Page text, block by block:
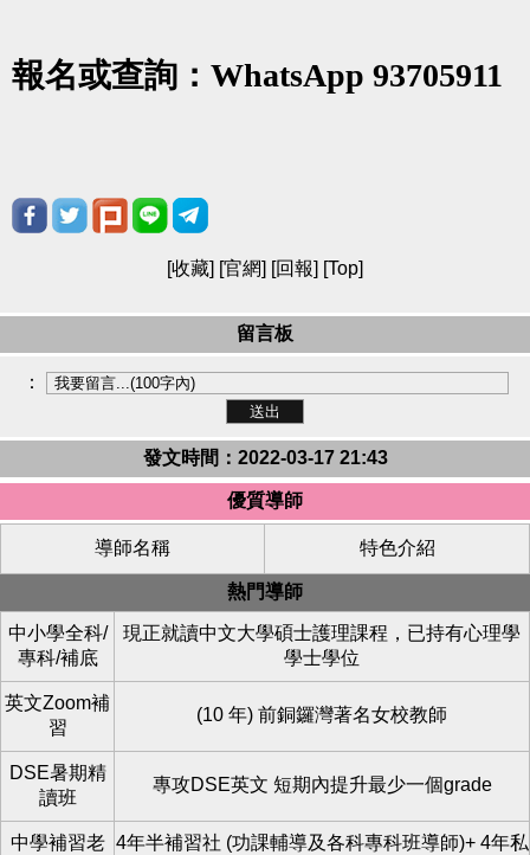
報名或查詢： WhatsApp 93705911
[收藏] [官網] [回報] [Top]
留言板
：
發文時間：2022-03-17 21:43
優質導師
導師名稱 特色介紹
熱門導師
中小學全科/
專科/補底
現正就讀中文大學碩士護理課程，已持有心理學
學士學位
英文Zoom補
習
(10 年) 前銅鑼灣著名女校教師
DSE暑期精
讀班
專攻DSE英文 短期內提升最少一個grade
中學補習老 4年半補習社 (功課輔導及各科專科班導師)+ 4年私